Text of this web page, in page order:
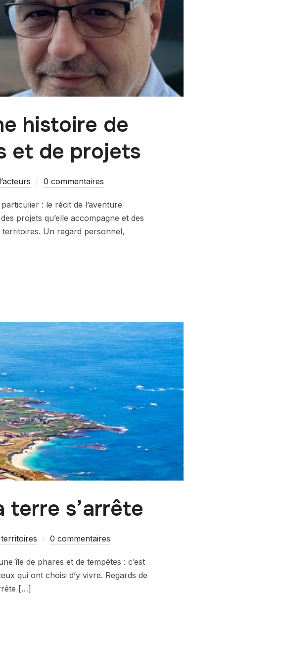
histoire de
et de projets
0 commentaires
: le récit de l’aventure
projets qu’elle accompagne et des
territoires. Un regard personnel,
terre s’arrête
0 commentaires
île de phares et de tempêtes : c’est
qui ont choisi d’y vivre. Regards de
[…]